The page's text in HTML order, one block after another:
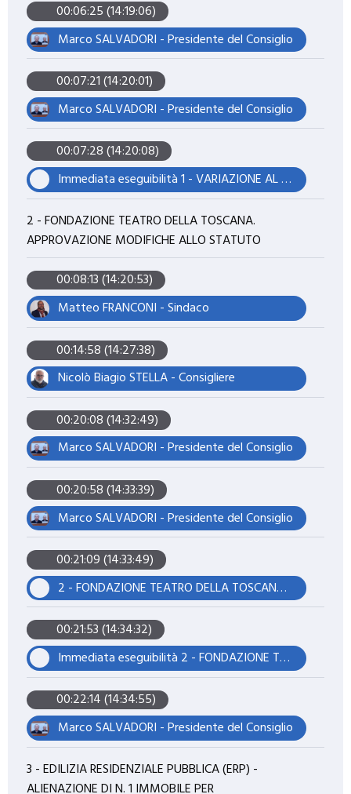
00:06:25 (14:19:06)
Marco SALVADORI - Presidente del Consiglio
00:07:21 (14:20:01)
Marco SALVADORI - Presidente del Consiglio
00:07:28 (14:20:08)
Immediata eseguibilità 1 - VARIAZIONE AL BILANCIO DI PREVISIONE 2026-2028 EX ART. 175, COMMA 3, D.LGS. 267/2000 - (VARIAZIONE C.C. N. 02/2026) - APPROVAZIONE
2 - FONDAZIONE TEATRO DELLA TOSCANA.
APPROVAZIONE MODIFICHE ALLO STATUTO
00:08:13 (14:20:53)
Matteo FRANCONI - Sindaco
00:14:58 (14:27:38)
Nicolò Biagio STELLA - Consigliere
00:20:08 (14:32:49)
Marco SALVADORI - Presidente del Consiglio
00:20:58 (14:33:39)
Marco SALVADORI - Presidente del Consiglio
00:21:09 (14:33:49)
2 - FONDAZIONE TEATRO DELLA TOSCANA. APPROVAZIONE MODIFICHE ALLO STATUTO
00:21:53 (14:34:32)
Immediata eseguibilità 2 - FONDAZIONE TEATRO DELLA TOSCANA. APPROVAZIONE MODIFICHE ALLO STATUTO
00:22:14 (14:34:55)
Marco SALVADORI - Presidente del Consiglio
3 - EDILIZIA RESIDENZIALE PUBBLICA (ERP) -
ALIENAZIONE DI N. 1 IMMOBILE PER